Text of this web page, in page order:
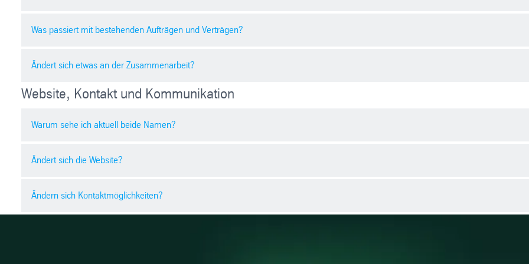
Nein. Für Sie entsteht kein Handlungsbedarf. Alle Abläufe – von der Anfrage bis zur Lieferung – bleiben wie gewohnt bestehen.
Was passiert mit bestehenden Aufträgen und Verträgen?
Alle bestehenden Aufträge und Verträge behalten ihre Gültigkeit und werden wie vereinbart weitergeführt.
Ändert sich etwas an der Zusammenarbeit?
Nein. Die Zusammenarbeit erfolgt weiterhin wie bisher. Zuverlässig und mit den gleichen Prozessen und Ansprechpartnern.
Website, Kontakt und Kommunikation
Warum sehe ich aktuell beide Namen?
Die Umstellung erfolgt schrittweise. In der Übergangszeit können beide Namen parallel erscheinen. Beide stehen für dasselbe
Ändert sich die Website?
Die Website wird nach und nach an den neuen Namen angepasst. Inhalte bleiben weiterhin erreichbar, sodass Sie sich wie
Ändern sich Kontaktmöglichkeiten?